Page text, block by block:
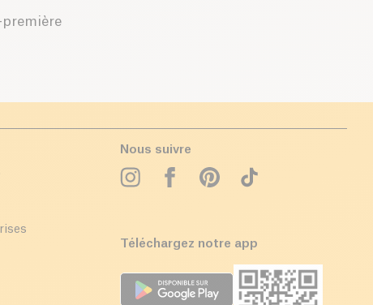
Nous suivre
Téléchargez notre app